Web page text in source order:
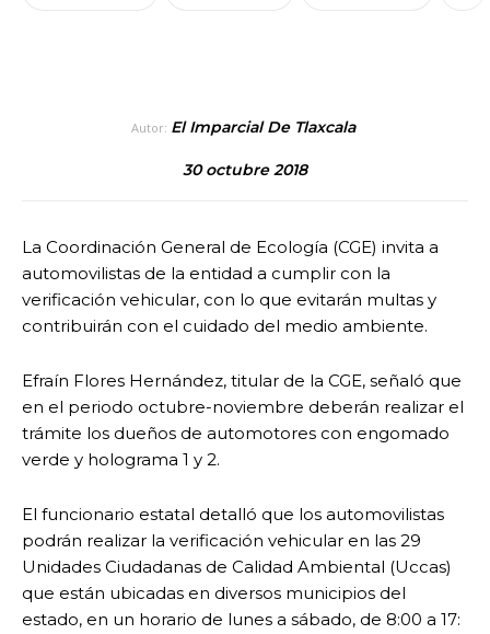
Autor: El Imparcial De Tlaxcala
30 octubre 2018
La Coordinación General de Ecología (CGE) invita a
automovilistas de la entidad a cumplir con la
verificación vehicular, con lo que evitarán multas y
contribuirán con el cuidado del medio ambiente.
Efraín Flores Hernández, titular de la CGE, señaló que
en el periodo octubre-noviembre deberán realizar el
trámite los dueños de automotores con engomado
verde y holograma 1 y 2.
El funcionario estatal detalló que los automovilistas
podrán realizar la verificación vehicular en las 29
Unidades Ciudadanas de Calidad Ambiental (Uccas)
que están ubicadas en diversos municipios del
estado, en un horario de lunes a sábado, de 8:00 a 17: